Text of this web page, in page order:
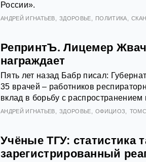
России».
АНДРЕЙ ИГНАТЬЕВ ЗДОРОВЬЕ ПОЛИТИКА
РепринтЪ. Лицемер
награждает
Пять лет назад Бабр писал:
35 врачей – работников
вклад в борьбу с
АНДРЕЙ ИГНАТЬЕВ ЗДОРОВЬЕ ОФИЦИОЗ
Учёные ТГУ: статистика
зарегистрированный